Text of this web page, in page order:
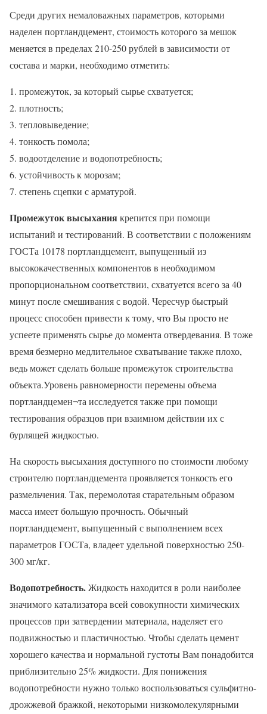
Среди других немаловажных параметров, которыми
наделен портландцемент, стоимость которого за мешок
меняется в пределах 210-250 рублей в зависимости от
состава и марки, необходимо отметить:
промежуток, за который сырье схватуется;
плотность;
тепловыведение;
тонкость помола;
водоотделение и водопотребность;
устойчивость к морозам;
степень сцепки с арматурой.
Промежуток высыханиякрепится при помощи
испытаний и тестирований. В соответствии с положениям
ГОСТа 10178 портландцемент, выпущенный из
высококачественных компонентов в необходимом
пропорциональном соответствии, схватуется всего за 40
минут после смешивания с водой. Чересчур быстрый
процесс способен привести к тому, что Вы просто не
успеете применять сырье до момента отвердевания. В тоже
время безмерно медлительное схватывание также плохо,
ведь может сделать больше промежуток строительства
объекта.Уровень равномерности перемены объема
портландцемен¬та исследуется также при помощи
тестирования образцов при взаимном действии их с
бурлящей жидкостью.
На скорость высыхания доступного по стоимости любому
строителю портландцемента проявляется тонкость его
размельчения. Так, перемолотая старательным образом
масса имеет большую прочность. Обычный
портландцемент, выпущенный с выполнением всех
параметров ГОСТа, владеет удельной поверхностью 250-
300 мг/кг.
Водопотребность.Жидкость находится в роли наиболее
значимого катализатора всей совокупности химических
процессов при затвердении материала, наделяет его
подвижностью и пластичностью. Чтобы сделать цемент
хорошего качества и нормальной густоты Вам понадобится
приблизительно 25% жидкости. Для понижения
водопотребности нужно только воспользоваться сульфитно-
дрожжевой бражкой, некоторыми низкомолекулярными